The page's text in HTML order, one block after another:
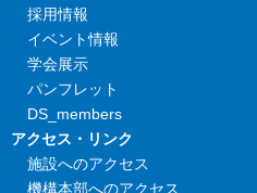
採用情報
イベント情報
学会展示
パンフレット
DS_members
アクセス・リンク
施設へのアクセス
機構本部へのアクセス